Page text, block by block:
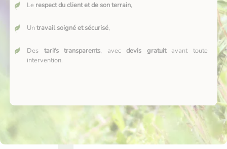
Le respect du client et de son terrain,
Untravail soigné et sécurisé,
Des tarifs transparents, avecdevis gratuitavant toute
intervention.